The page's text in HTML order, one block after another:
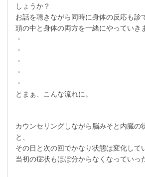
しょうか？
お話を聴きながら同時に身体の反応も診
頭の中と身体の両方を一緒にやっていき
・
・
・
・
・
とまぁ、こんな流れに。
カウンセリングしながら脳みそと内臓の
と、
その日と次の回でかなり状態は変化して
当初の症状もほぼ分からなくなっていっ